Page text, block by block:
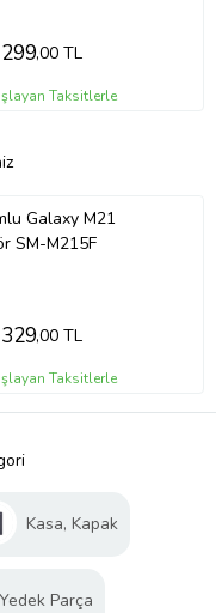
299,00 TL
Taksitlerle
Galaxy M21
SM-M215F
329,00 TL
Taksitlerle
Kasa, Kapak
Parça